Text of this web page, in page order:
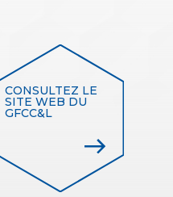
CONSULTEZ LE
SITE WEB DU
GFCC&L